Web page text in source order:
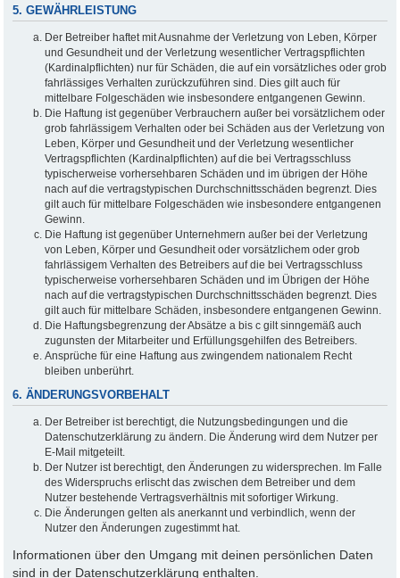
5. GEWÄHRLEISTUNG
Der Betreiber haftet mit Ausnahme der Verletzung von Leben, Körper
und Gesundheit und der Verletzung wesentlicher Vertragspflichten
(Kardinalpflichten) nur für Schäden, die auf ein vorsätzliches oder grob
fahrlässiges Verhalten zurückzuführen sind. Dies gilt auch für
mittelbare Folgeschäden wie insbesondere entgangenen Gewinn.
Die Haftung ist gegenüber Verbrauchern außer bei vorsätzlichem oder
grob fahrlässigem Verhalten oder bei Schäden aus der Verletzung von
Leben, Körper und Gesundheit und der Verletzung wesentlicher
Vertragspflichten (Kardinalpflichten) auf die bei Vertragsschluss
typischerweise vorhersehbaren Schäden und im übrigen der Höhe
nach auf die vertragstypischen Durchschnittsschäden begrenzt. Dies
gilt auch für mittelbare Folgeschäden wie insbesondere entgangenen
Gewinn.
Die Haftung ist gegenüber Unternehmern außer bei der Verletzung
von Leben, Körper und Gesundheit oder vorsätzlichem oder grob
fahrlässigem Verhalten des Betreibers auf die bei Vertragsschluss
typischerweise vorhersehbaren Schäden und im Übrigen der Höhe
nach auf die vertragstypischen Durchschnittsschäden begrenzt. Dies
gilt auch für mittelbare Schäden, insbesondere entgangenen Gewinn.
Die Haftungsbegrenzung der Absätze a bis c gilt sinngemäß auch
zugunsten der Mitarbeiter und Erfüllungsgehilfen des Betreibers.
Ansprüche für eine Haftung aus zwingendem nationalem Recht
bleiben unberührt.
6. ÄNDERUNGSVORBEHALT
Der Betreiber ist berechtigt, die Nutzungsbedingungen und die
Datenschutzerklärung zu ändern. Die Änderung wird dem Nutzer per
E-Mail mitgeteilt.
Der Nutzer ist berechtigt, den Änderungen zu widersprechen. Im Falle
des Widerspruchs erlischt das zwischen dem Betreiber und dem
Nutzer bestehende Vertragsverhältnis mit sofortiger Wirkung.
Die Änderungen gelten als anerkannt und verbindlich, wenn der
Nutzer den Änderungen zugestimmt hat.
Informationen über den Umgang mit deinen persönlichen Daten
sind in der Datenschutzerklärung enthalten.